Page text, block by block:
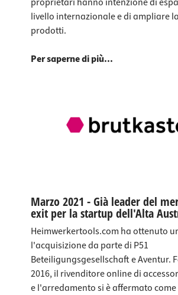
livello internazionale e di ampliare
prodotti.
Per saperne di più...
Marzo 2021 - Già leader del
exit per la startup dell'Alta
Heimwerkertools.com ha ottenuto
l'acquisizione da parte di P51
Beteiligungsgesellschaft e Aventur.
2016, il rivenditore online di
e l'arredamento si è affermato